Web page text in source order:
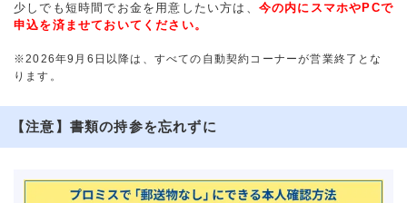
少しでも短時間でお金を用意したい方は、 今の内にスマホやPCで
申込を済ませておいてください。
※2026年9月6日以降は、すべての自動契約コーナーが営業終了とな
ります。
【注意】書類の持参を忘れずに